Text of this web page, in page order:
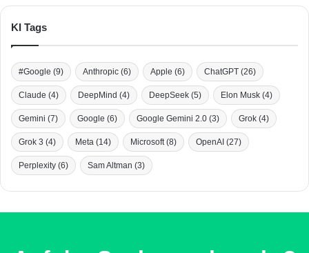
KI Tags
#Google (9) Anthropic (6) Apple (6) ChatGPT (26)
Claude (4) DeepMind (4) DeepSeek (5) Elon Musk (4)
Gemini (7) Google (6) Google Gemini 2.0 (3) Grok (4)
Grok 3 (4) Meta (14) Microsoft(8) OpenAI (27)
Perplexity (6) Sam Altman (3)